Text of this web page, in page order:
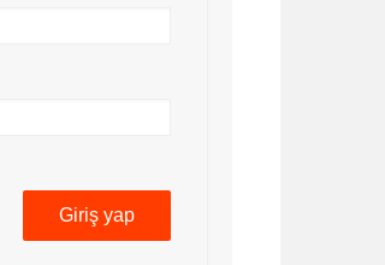
Giriş yap